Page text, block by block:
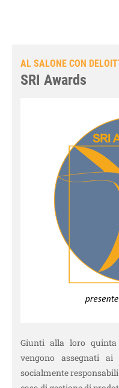
AL SALONE CON
SRI Awards
Giunti alla loro quinta
vengono assegnati
socialmente